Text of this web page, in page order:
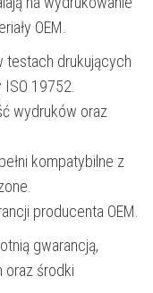
OEM.
testach drukujących
19752.
wydruków oraz
kompatybilne z
producenta OEM.
gwarancją,
oraz środki